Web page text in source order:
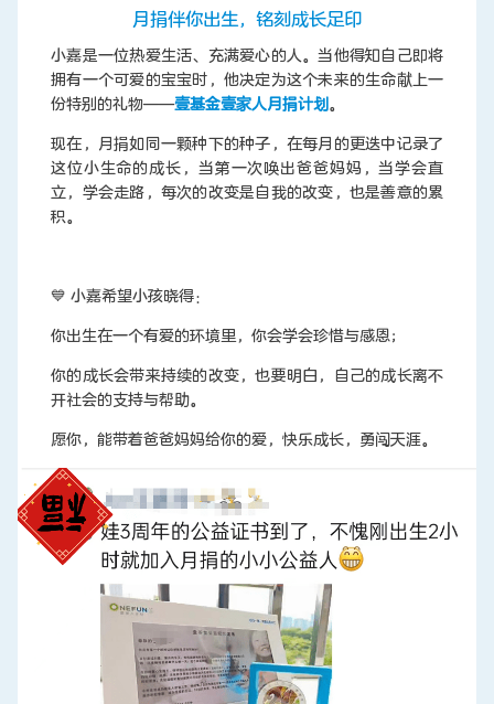
月捐伴你出生，铭刻成长足印
小嘉是一位热爱生活、充满爱心的人。当他得知自己即将
拥有一个可爱的宝宝时，他决定为这个未来的生命献上一
份特别的礼物——壹基金壹家人月捐计划。
现在，月捐如同一颗种下的种子，在每月的更迭中记录了
这位小生命的成长，当第一次唤出爸爸妈妈，当学会直
立，学会走路，每次的改变是自我的改变，也是善意的累
积。
💙 小嘉希望小孩晓得：
你出生在一个有爱的环境里，你会学会珍惜与感恩；
你的成长会带来持续的改变，也要明白，自己的成长离不
开社会的支持与帮助。
愿你，能带着爸爸妈妈给你的爱，快乐成长，勇闯天涯。